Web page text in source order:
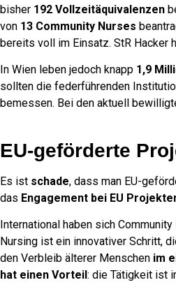
bisher 192 Vollzeitäquivalenzen
von 13 Community Nurses
bereits voll im Einsatz. StR Hacker
In Wien leben jedoch knapp 1,9
sollten die federführenden
bemessen. Bei den aktuell
EU-geförderte
Es ist schade, dass man EU-
das Engagement bei EU
International haben sich
Nursing ist ein innovativer Schritt,
den Verbleib älterer Menschen im
hat einen Vorteil: die Tätigkeit ist